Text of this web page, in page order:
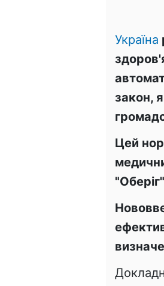
Україна
закон,
Цей